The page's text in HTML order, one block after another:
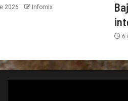
2026 Infomix
6